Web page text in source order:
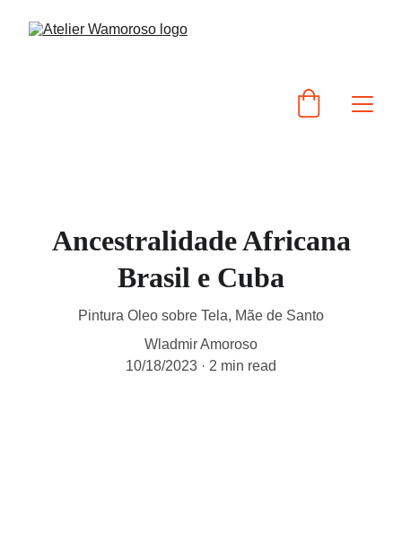
Ancestralidade Africana
Brasil e Cuba
Pintura Oleo sobre Tela, Mãe de Santo
Wladmir Amoroso
10/18/2023
2 min read